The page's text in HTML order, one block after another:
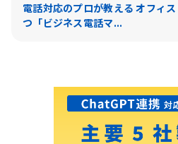
電話対応のプロが教える オフィ
つ「ビジネス電話マ...